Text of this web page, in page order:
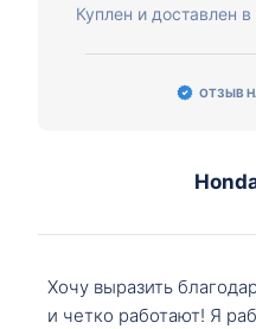
Куплен и доставлен
ОТЗЫВ
Хочу выразить
и четко работают! Я